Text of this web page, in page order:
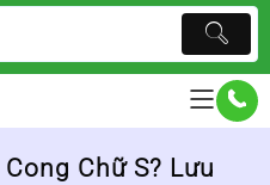
Chữ S? Lưu